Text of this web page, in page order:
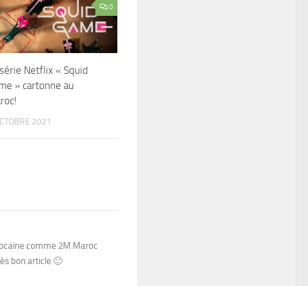
0
Netflix « Squid
» cartonne au
2021
comme 2M Maroc
bon article 🙂